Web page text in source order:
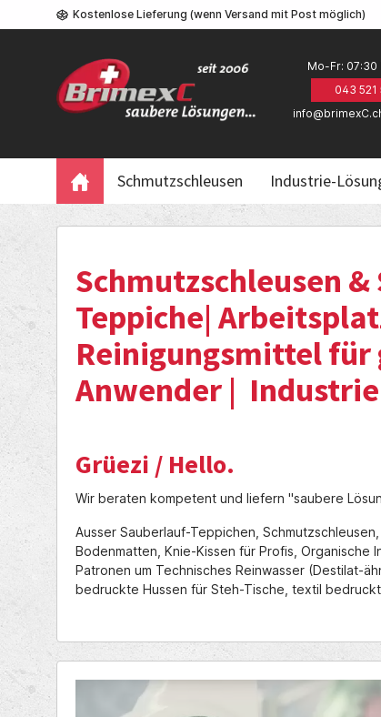
Kostenlose Lieferung (wenn Versand mit Post möglich)
Mo-Fr: 07:30
043 521
Schmutzschleusen Industrie-
Schmutzschleusen
Teppiche|
Reinigungsmittel
Anwender |
Grüezi / Hello.
Wir beraten kompetent und liefern "saubere
Ausser Sauberlauf-Teppichen,
Bodenmatten, Knie-Kissen für Profis, Organische
Patronen um Technisches Reinwasser (Destilat-
bedruckte Hussen für Steh-Tische, textil